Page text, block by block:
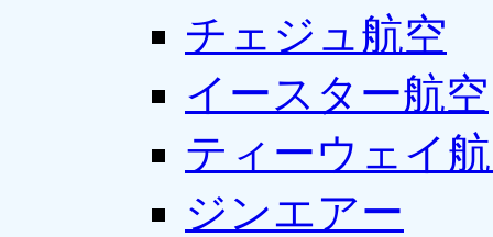
チェジュ航空
イースター航空
ティーウェイ
ジンエアー